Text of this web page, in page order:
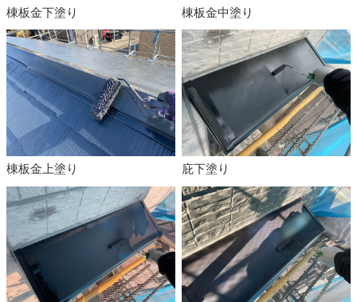
棟板金下塗り 棟板金中塗り
棟板金上塗り 庇下塗り